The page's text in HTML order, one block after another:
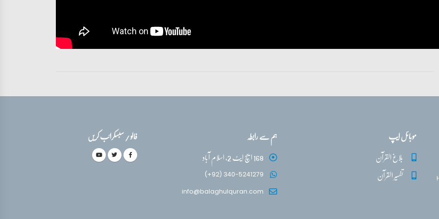
موبائل ایپ
بلاغ القرآن
تفسیر القرآن
ہم سے رابطہ
168 ایچ ایٹ 2، اسلام آباد
(+92) 340-5241279
info@balaghulquran.com
فالو / سبسکرائب کریں